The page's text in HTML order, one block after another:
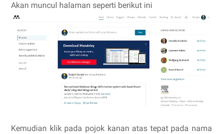
Akan muncul halaman seperti berikut ini
Kemudian klik pada pojok kanan atas tepat pada nama